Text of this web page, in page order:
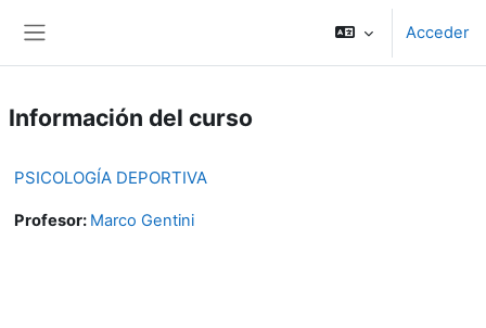
Acceder
Información del curso
PSICOLOGÍA DEPORTIVA
Profesor: Marco Gentini